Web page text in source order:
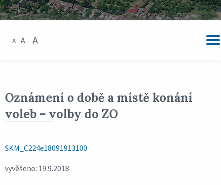
A A A
Oznámení o době a místě konání
voleb – volby do ZO
SKM_C224e18091913100
vyvěšeno: 19.9.2018